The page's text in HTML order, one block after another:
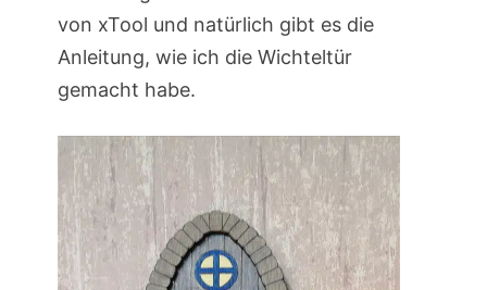
von xTool und natürlich gibt es die
Anleitung, wie ich die Wichteltür
gemacht habe.